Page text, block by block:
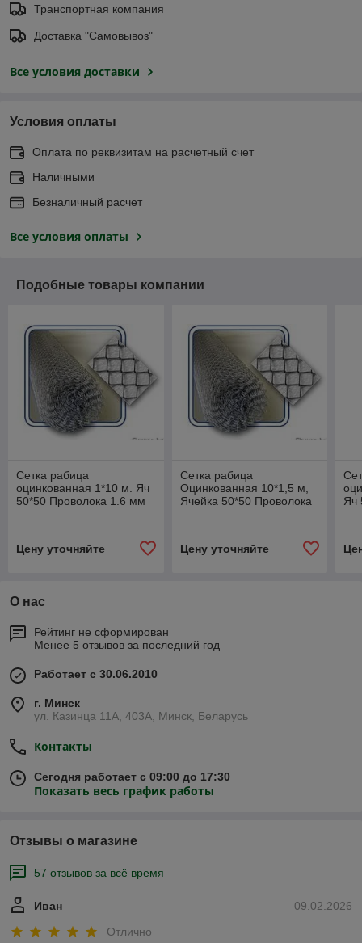
Транспортная компания
Доставка "Самовывоз"
Все условия доставки
Условия оплаты
Оплата по реквизитам на расчетный счет
Наличными
Безналичный расчет
Все условия оплаты
Подобные товары компании
Сетка рабица
оцинкованная 1*10 м. Яч
50*50 Проволока 1.6 мм
Цену уточняйте
Сетка рабица
Оцинкованная 10*1,5 м,
Ячейка 50*50 Проволока
Цену уточняйте
Яч
О нас
Рейтинг не сформирован
Менее 5 отзывов за последний год
Работает с 30.06.2010
г. Минск
ул. Казинца 11А, 403А, Минск, Беларусь
Контакты
Сегодня работает с 09:00 до 17:30
Показать весь график работы
Отзывы о магазине
57 отзывов за всё время
09.02.2026
Иван
Отлично